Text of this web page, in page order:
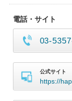
電話・サイト
03-
公式サイト
https://